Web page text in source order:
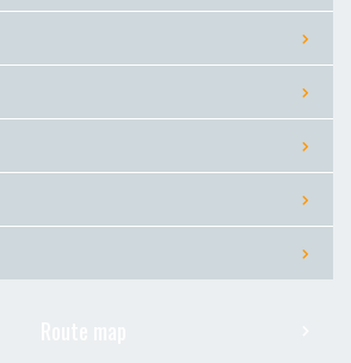
Tedako-Uranishi